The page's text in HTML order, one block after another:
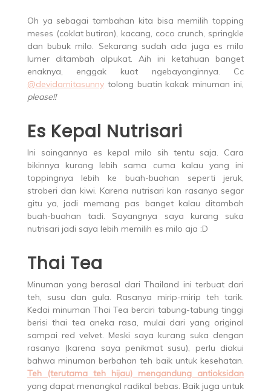
Oh ya sebagai tambahan kita bisa memilih topping
meses (coklat butiran), kacang, coco crunch, springkle
dan bubuk milo. Sekarang sudah ada juga es milo
lumer ditambah alpukat. Aih ini ketahuan banget
enaknya, enggak kuat ngebayanginnya. Cc
@devidarnitasunnytolong buatin kakak minuman ini,
please!!
Es Kepal Nutrisari
Ini saingannya es kepal milo sih tentu saja. Cara
bikinnya kurang lebih sama cuma kalau yang ini
toppingnya lebih ke buah-buahan seperti jeruk,
stroberi dan kiwi. Karena nutrisari kan rasanya segar
gitu ya, jadi memang pas banget kalau ditambah
buah-buahan tadi. Sayangnya saya kurang suka
nutrisari jadi saya lebih memilih es milo aja :D
Thai Tea
Minuman yang berasal dari Thailand ini terbuat dari
teh, susu dan gula. Rasanya mirip-mirip teh tarik.
Kedai minuman Thai Tea berciri tabung-tabung tinggi
berisi thai tea aneka rasa, mulai dari yang original
sampai red velvet. Meski saya kurang suka dengan
rasanya (karena saya penikmat susu), perlu diakui
bahwa minuman berbahan teh baik untuk kesehatan.
Teh (terutama teh hijau) mengandung antioksidan
yang dapat menangkal radikal bebas. Baik juga untuk